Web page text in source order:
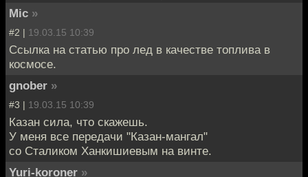
Mic »
#2 | 19.03.15 10:39
Ссылка на статью про лед в качестве топлива в
космосе.
gnober »
#3 | 19.03.15 10:39
Казан сила, что скажешь.
У меня все передачи "Казан-мангал"
со Сталиком Ханкишиевым на винте.
Yuri-koroner »